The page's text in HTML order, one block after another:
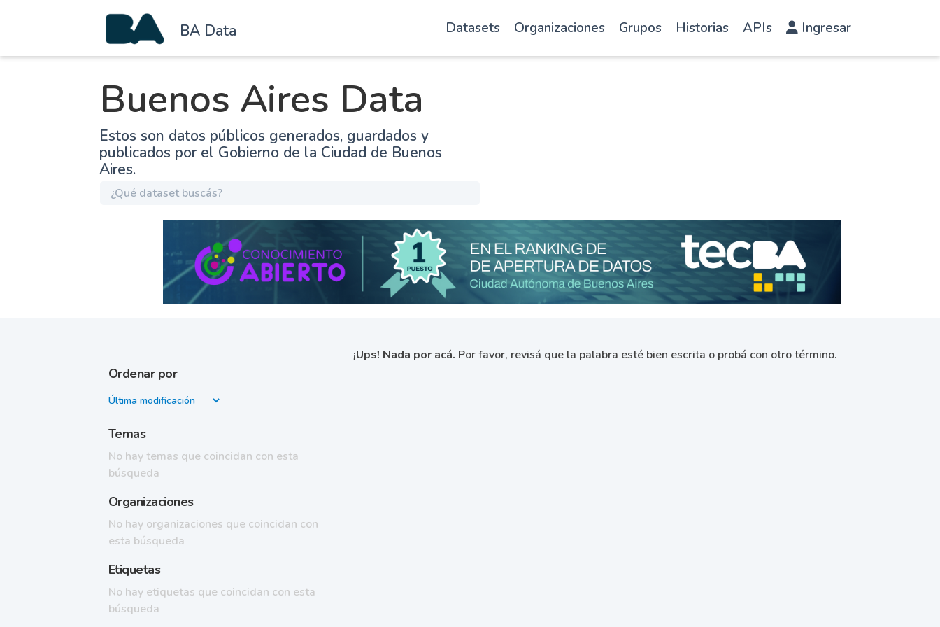
BA Data Datasets Organizaciones Grupos Historias APIs Ingresar
Buenos Aires Data
Estos son datos públicos generados, guardados y
publicados por el Gobierno de la Ciudad de Buenos
Aires.
Ordenar por
Temas
No hay temas que coincidan con esta
búsqueda
Organizaciones
No hay organizaciones que coincidan con
esta búsqueda
Etiquetas
No hay etiquetas que coincidan con esta
búsqueda
¡Ups! Nada por acá. Por favor, revisá que la palabra esté bien escrita o probá con otro término.